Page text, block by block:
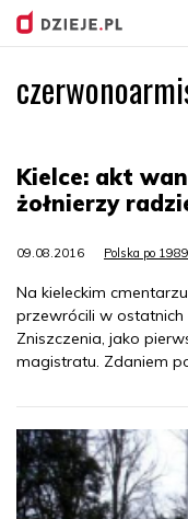
Kielce: akt
żołnierzy
09.08.2016 Polska po
Na kieleckim
przewrócili w ostatnich
Zniszczenia, jako
magistratu. Zdaniem